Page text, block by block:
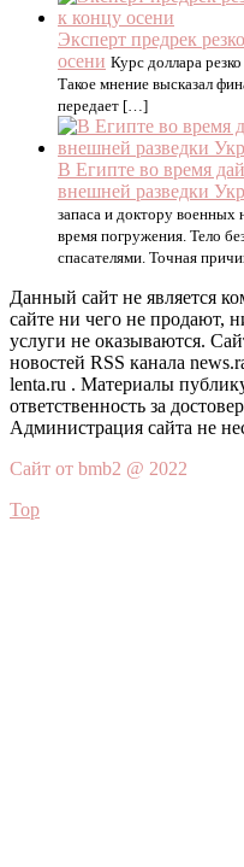
Эксперт предрек
осени Курс доллара
Такое мнение высказал
передает […]
В Египте во время
внешней разведки
запаса и доктору военных
время погружения. Тело
спасателями. Точная
Данный сайт не является
сайте ни чего не продают,
услуги не оказываются.
новостей RSS канала
lenta.ru . Материалы
ответственность за
Администрация сайта не
Сайт от bmb2 @ 2022
Top